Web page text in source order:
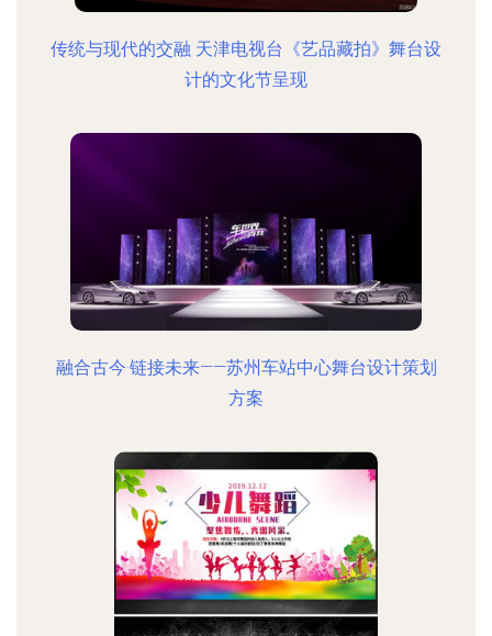
传统与现代的交融 天津电视台《艺品藏拍》舞台设
计的文化节呈现
融合古今·链接未来——苏州车站中心舞台设计策划
方案